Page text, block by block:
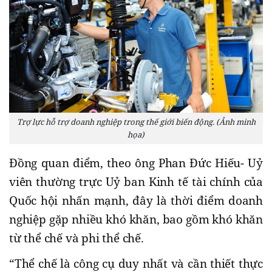
Trợ lực hỗ trợ doanh nghiệp trong thế giới biến động. (Ảnh minh
họa)
Đồng quan điểm, theo ông Phan Đức Hiếu- Uỷ
viên thường trực Uỷ ban Kinh tế tài chính của
Quốc hội nhấn mạnh, đây là thời điểm doanh
nghiệp gặp nhiều khó khăn, bao gồm khó khăn
từ thể chế và phi thể chế.
“Thể chế là công cụ duy nhất và cần thiết thực